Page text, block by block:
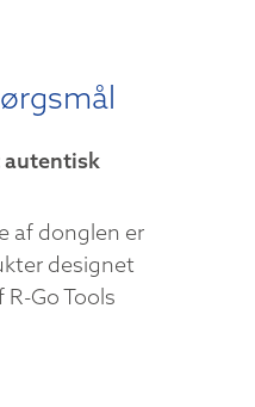
autentisk
af donglen er
designet
Go Tools